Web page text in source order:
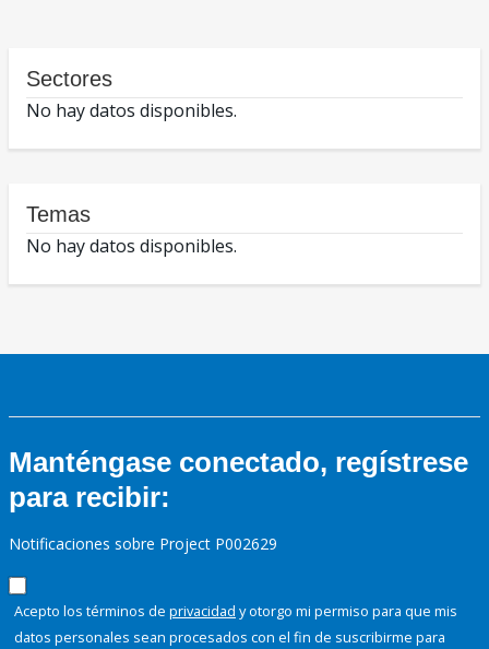
Sectores
No hay datos disponibles.
Temas
No hay datos disponibles.
Manténgase conectado, regístrese
para recibir:
Notificaciones sobre Project P002629
Acepto los términos de privacidad y otorgo mi permiso para que mis
datos personales sean procesados con el fin de suscribirme para